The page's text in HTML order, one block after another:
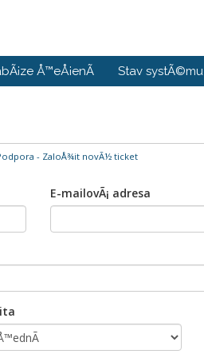
Å™eÅ¡enÃ­ Stav systÃ©mu
- ZaloÅ¾it novÃ½ ticket
E-mailovÃ¡ adresa